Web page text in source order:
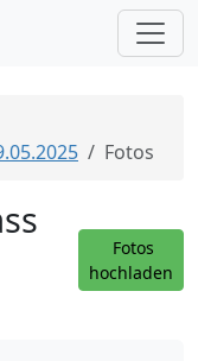
Fotos
Fotos
hochladen